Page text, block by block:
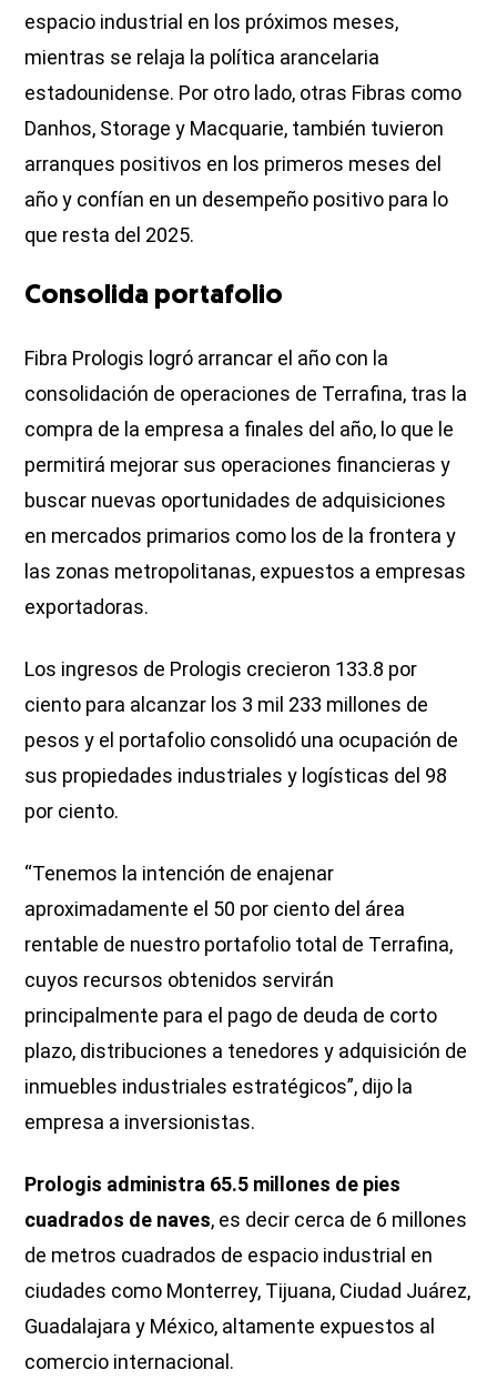
espacio industrial en los próximos meses,
mientras se relaja la política arancelaria
estadounidense. Por otro lado, otras Fibras como
Danhos, Storage y Macquarie, también tuvieron
arranques positivos en los primeros meses del
año y confían en un desempeño positivo para lo
que resta del 2025.
Consolida portafolio
Fibra Prologis logró arrancar el año con la
consolidación de operaciones de Terrafina, tras la
compra de la empresa a finales del año, lo que le
permitirá mejorar sus operaciones financieras y
buscar nuevas oportunidades de adquisiciones
en mercados primarios como los de la frontera y
las zonas metropolitanas, expuestos a empresas
exportadoras.
Los ingresos de Prologis crecieron 133.8 por
ciento para alcanzar los 3 mil 233 millones de
pesos y el portafolio consolidó una ocupación de
sus propiedades industriales y logísticas del 98
por ciento.
“Tenemos la intención de enajenar
aproximadamente el 50 por ciento del área
rentable de nuestro portafolio total de Terrafina,
cuyos recursos obtenidos servirán
principalmente para el pago de deuda de corto
plazo, distribuciones a tenedores y adquisición de
inmuebles industriales estratégicos”, dijo la
empresa a inversionistas.
Prologis administra 65.5 millones de pies
cuadrados de naves, es decir cerca de 6 millones
de metros cuadrados de espacio industrial en
ciudades como Monterrey, Tijuana, Ciudad Juárez,
Guadalajara y México, altamente expuestos al
comercio internacional.